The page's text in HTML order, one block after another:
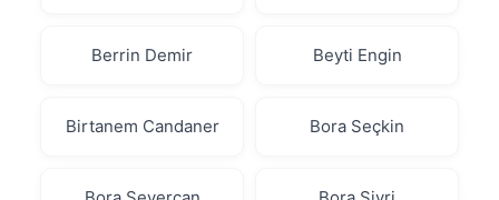
Berrin Demir Beyti Engin
Birtanem Candaner Bora Seçkin